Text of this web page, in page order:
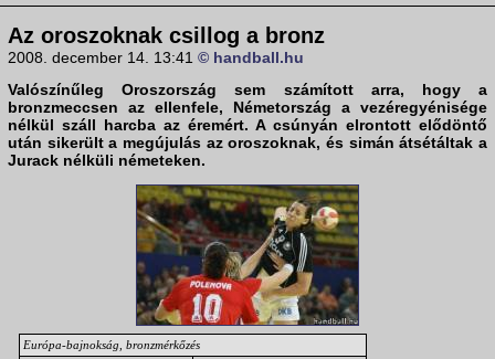
Az oroszoknak csillog a bronz
2008. december 14. 13:41 © handball.hu
ValószínűlegOroszország sem számított arra, hogy a
bronzmeccsen az ellenfele, Németország a vezéregyénisége
nélkül száll harcba az éremért. A csúnyán elrontott elődöntő
után sikerült a megújulás az oroszoknak, és simán átsétáltak a
Jurack nélküli németeken.
Európa-bajnokság, bronzmérkőzés